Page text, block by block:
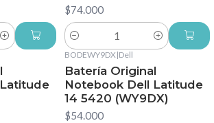
$74.000
Cantidad
BODEWY9DX |Dell
Batería Original
Notebook Dell Latitude
14 5420 (WY9DX)
$54.000